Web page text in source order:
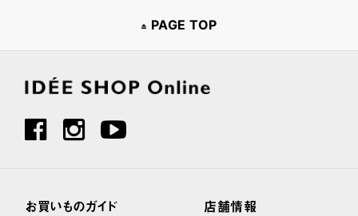
PAGE TOP
お買いものガイド 店舗情報